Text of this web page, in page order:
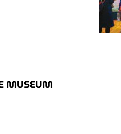
MUSEUM